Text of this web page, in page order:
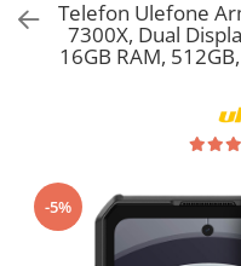
Telefoane Rezistente
Telefoane Butoane
Boxe Portabile
Huse protectie
Smartwatch
Accesorii smartwatch
Telefon Ulefone
7300X, Dual
16GB RAM,
-5%